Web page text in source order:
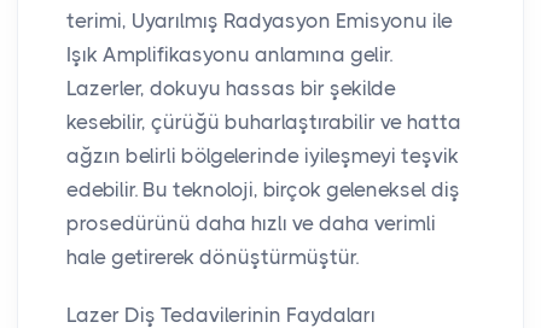
terimi, Uyarılmış Radyasyon Emisyonu ile
Işık Amplifikasyonu anlamına gelir.
Lazerler, dokuyu hassas bir şekilde
kesebilir, çürüğü buharlaştırabilir ve hatta
ağzın belirli bölgelerinde iyileşmeyi teşvik
edebilir. Bu teknoloji, birçok geleneksel diş
prosedürünü daha hızlı ve daha verimli
hale getirerek dönüştürmüştür.
Lazer Diş Tedavilerinin Faydaları